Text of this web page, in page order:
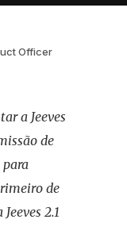
Officer
a Jeeves
de
de
2.1